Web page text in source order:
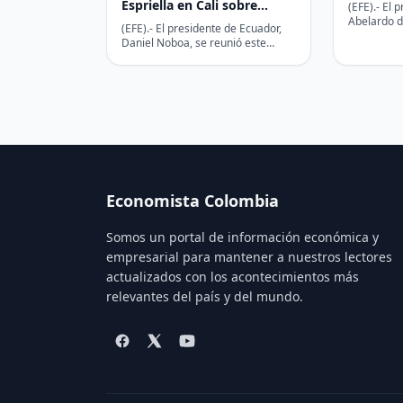
Espriella en Cali sobre
seguridad fronteriza,
comercio y energía
(EFE).- El presidente de Ecuador,
Daniel Noboa, se reunió este
(EFE).- El
Abelardo
Economista Colombia
Somos un portal de información económica y
empresarial para mantener a nuestros lectores
actualizados con los acontecimientos más
relevantes del país y del mundo.